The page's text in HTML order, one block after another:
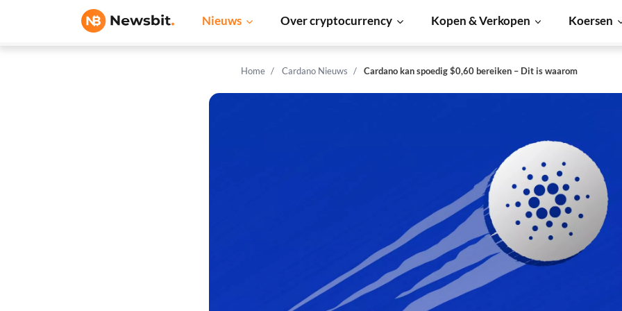
Nieuws Over cryptocurrency Kopen & Verkopen Koersen
Home Cardano Nieuws Cardano kan spoedig $0,60 bereiken – Dit is waarom